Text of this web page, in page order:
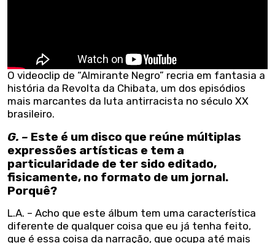
O videoclip de “Almirante Negro” recria em fantasia a
história da Revolta da Chibata, um dos episódios
mais marcantes da luta antirracista no século XX
brasileiro.
G. – Este é um disco que reúne múltiplas
expressões artísticas e tem a
particularidade de ter sido editado,
fisicamente, no formato de um jornal.
Porquê?
L.A. – Acho que este álbum tem uma característica
diferente de qualquer coisa que eu já tenha feito,
que é essa coisa da narração, que ocupa até mais